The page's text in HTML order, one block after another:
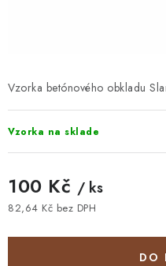
KONTAKT DOPRAVA A
PRAKTICKÉ RADY
VZORKA
PREČO KÚPIŤ U NÁS?
Vzorka betónového obkladu
Vzorka na sklade
100 Kč / ks
82,64 Kč bez DPH
DO